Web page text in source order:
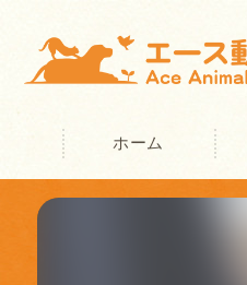
ホーム